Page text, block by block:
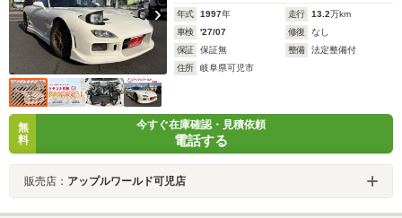
年式 1997年 走行 13.2万km
車検
'27/07 修復
なし
保証
保証無 整備
法定整備付
住所
岐阜県可児市
無
料
今すぐ在庫確認・見積依頼
電話する
販売店： アップルワールド可児店